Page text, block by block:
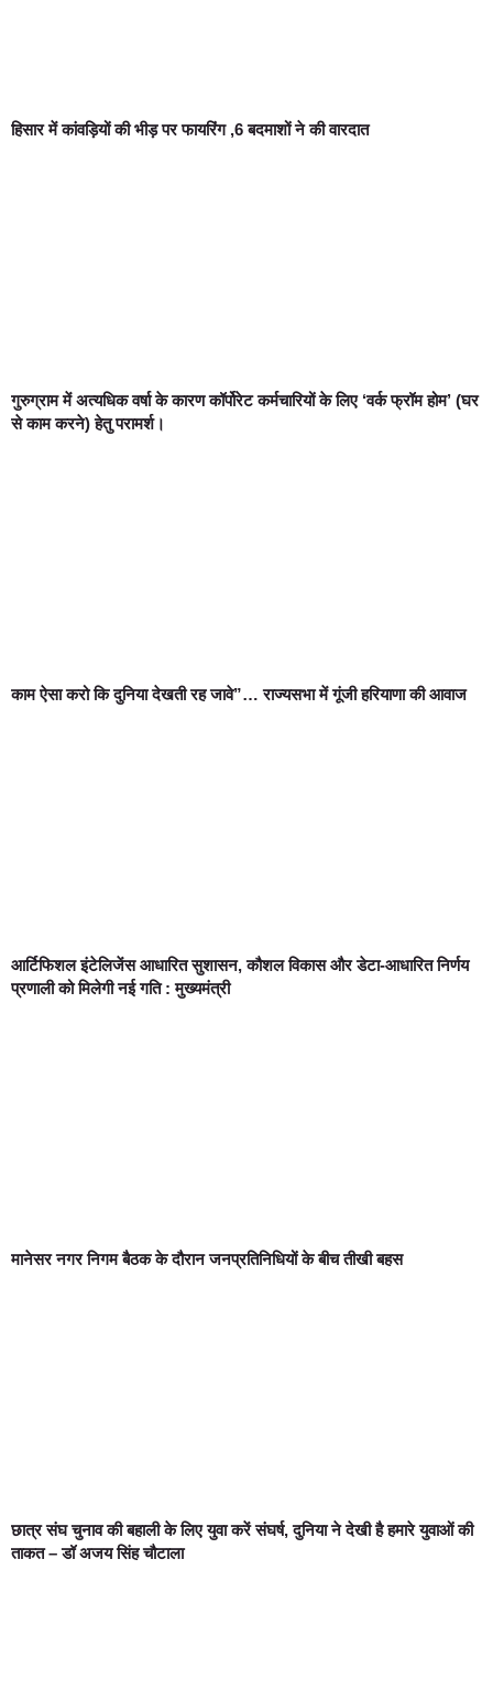
हिसार में कांवड़ियों की भीड़ पर फायरिंग ,6 बदमाशों ने की वारदात
गुरुग्राम में अत्यधिक वर्षा के कारण कॉर्पोरेट कर्मचारियों के लिए ‘वर्क फ्रॉम होम’ (घर
से काम करने) हेतु परामर्श।
काम ऐसा करो कि दुनिया देखती रह जावे”… राज्यसभा में गूंजी हरियाणा की आवाज
आर्टिफिशल इंटेलिजेंस आधारित सुशासन, कौशल विकास और डेटा-आधारित निर्णय
प्रणाली को मिलेगी नई गति : मुख्यमंत्री
मानेसर नगर निगम बैठक के दौरान जनप्रतिनिधियों के बीच तीखी बहस
छात्र संघ चुनाव की बहाली के लिए युवा करें संघर्ष, दुनिया ने देखी है हमारे युवाओं की
ताकत – डॉ अजय सिंह चौटाला